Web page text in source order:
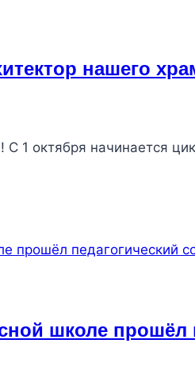
нашего
С 1 октября начинается
школе прошёл